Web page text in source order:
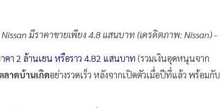
มีราคาขายเพียง 4.8 แสนบาท (เครดิตภาพ: Nissan) -
คา 2 ล้านเยน หรือราว 4.82 แสนบาท (รวมเงินอุดหนุนจาก
ลาดบ้านเกิดอย่างรวดเร็ว หลังจากเปิดตัวเมื่อปีที่แล้ว พร้อมกับ